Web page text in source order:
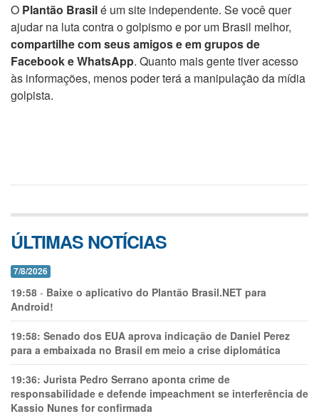
O Plantão Brasilé um site independente. Se você quer
ajudar na luta contra o golpismo e por um Brasil melhor,
compartilhe com seus amigos e em grupos de
Facebook e WhatsApp. Quanto mais gente tiver acesso
às informações, menos poder terá a manipulação da mídia
golpista.
ÚLTIMAS NOTÍCIAS
7/8/2026
19:58 - Baixe o aplicativo do Plantão Brasil.NET para
Android!
19:58: Senado dos EUA aprova indicação de Daniel Perez
para a embaixada no Brasil em meio a crise diplomática
19:36: Jurista Pedro Serrano aponta crime de
responsabilidade e defende impeachment se interferência de
Kassio Nunes for confirmada